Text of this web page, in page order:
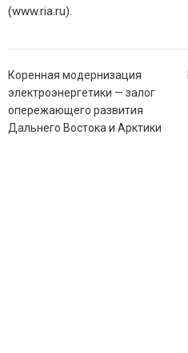
(www.ria.ru).
Навигация
по
записям
Коренная модернизация
электроэнергетики — залог
опережающего развития
Дальнего Востока и Арктики